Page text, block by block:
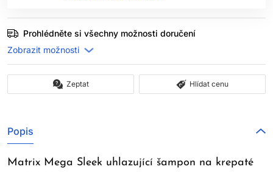
Prohlédněte si všechny možnosti doručení
Zeptat Hlídat cenu
Popis
Matrix Mega Sleek uhlazující šampon na krepaté